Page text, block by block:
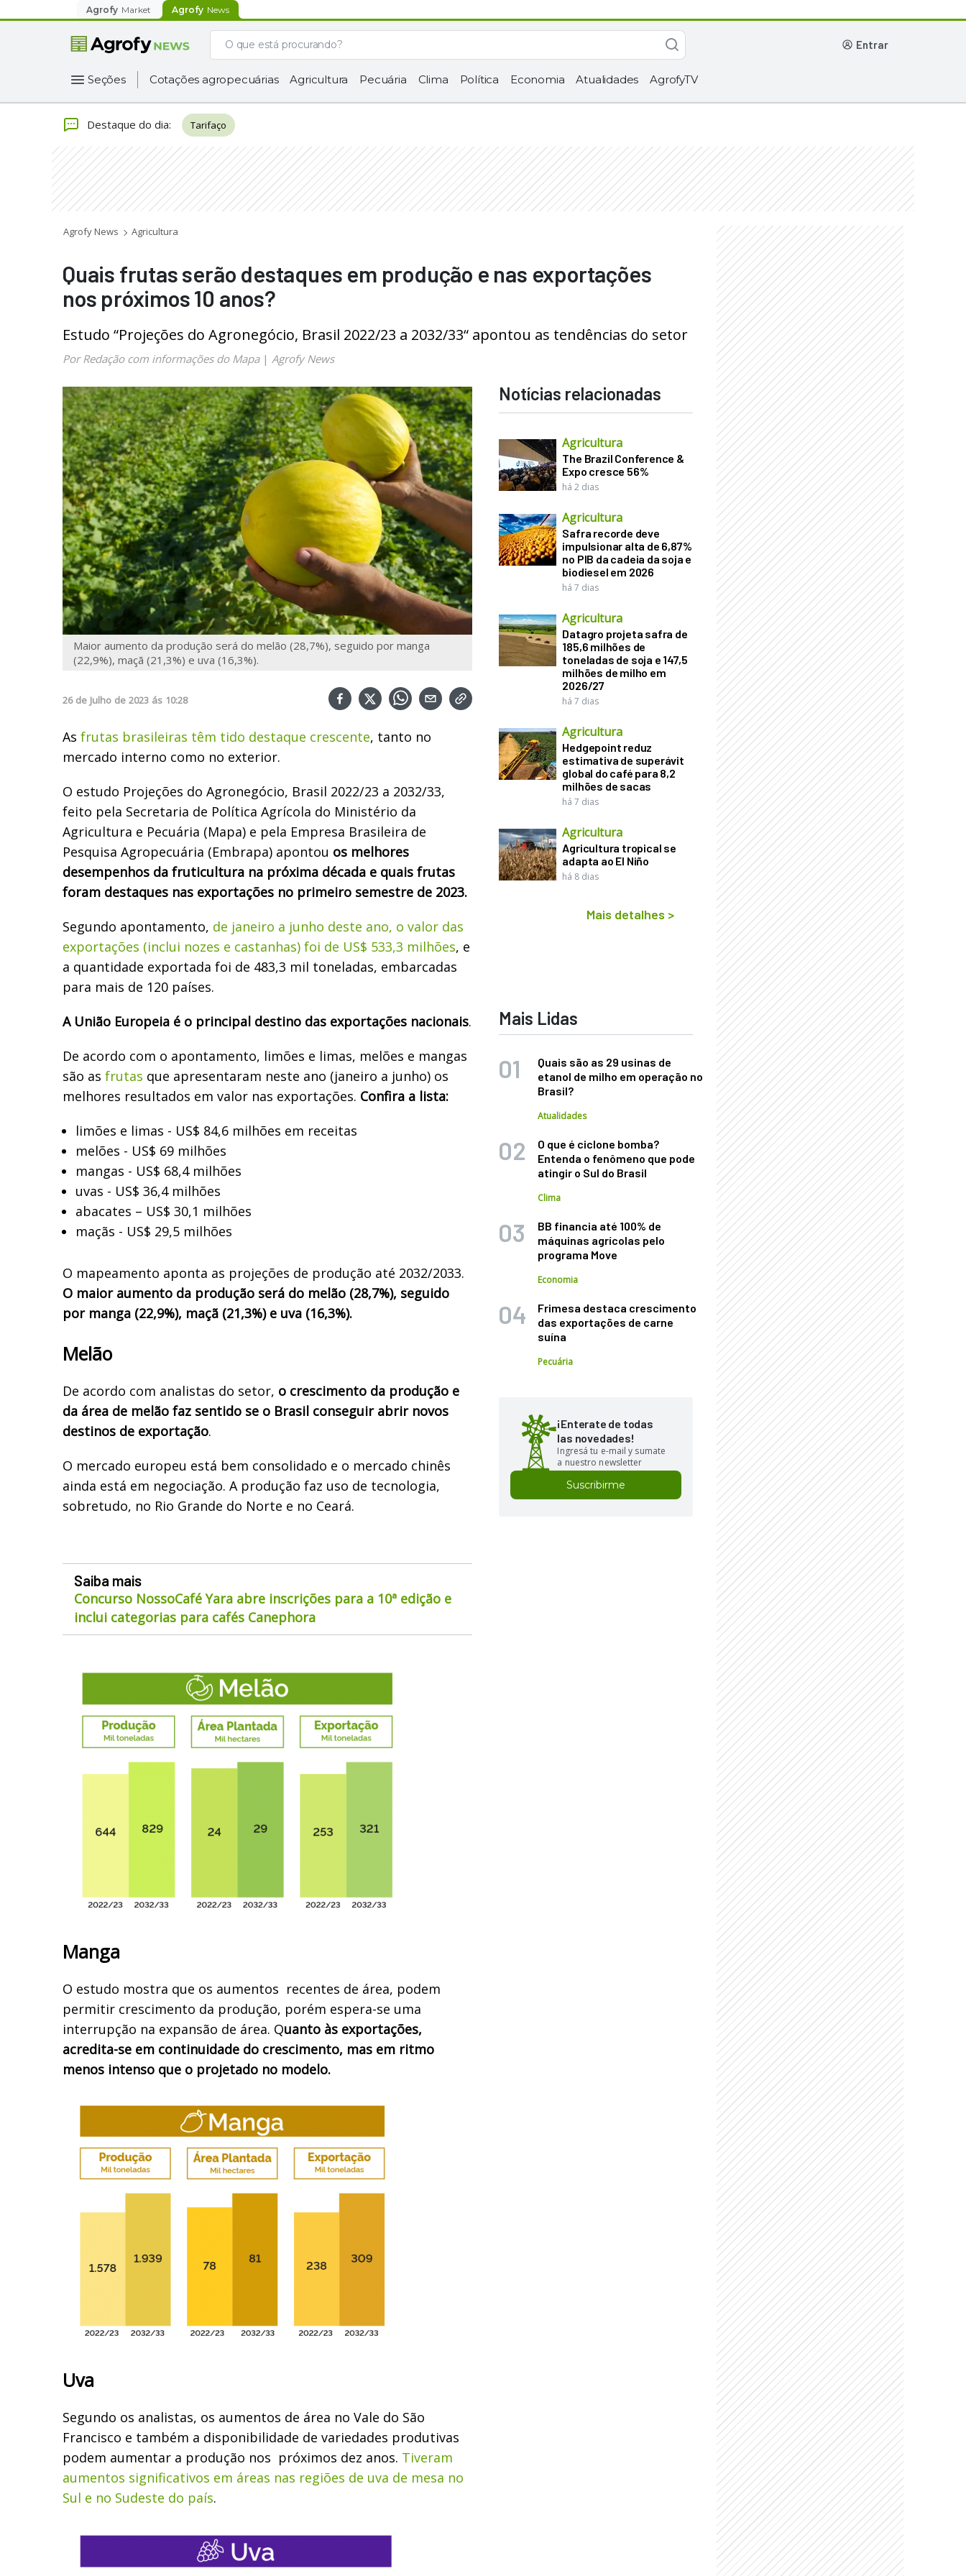
Agrofy Market Agrofy News
entrar
Seções Cotações agropecuárias Agricultura Pecuária Clima Política Economia Atualidades AgrofyTV
Destaque do dia: Tarifaço
Agrofy News Agricultura
Quais frutas serão destaques em produção e nas exportações
nos próximos 10 anos?
Estudo “Projeções do Agronegócio, Brasil 2022/23 a 2032/33“ apontou as tendências do setor
Por Redação com informações do Mapa| Agrofy News
Maior aumento da produção será do melão (28,7%), seguido por manga
(22,9%), maçã (21,3%) e uva (16,3%).
26 de Julho de 2023 ás 10:28
As frutas brasileiras têm tido destaque crescente, tanto no
mercado interno como no exterior.
O estudo Projeções do Agronegócio, Brasil 2022/23 a 2032/33,
feito pela Secretaria de Política Agrícola do Ministério da
Agricultura e Pecuária (Mapa) e pela Empresa Brasileira de
Pesquisa Agropecuária (Embrapa) apontou os melhores
desempenhos da fruticultura na próxima década e quais frutas
foram destaques nas exportações no primeiro semestre de 2023.
Segundo apontamento, de janeiro a junho deste ano, o valor das
exportações (inclui nozes e castanhas) foi de US$ 533,3 milhões, e
a quantidade exportada foi de 483,3 mil toneladas, embarcadas
para mais de 120 países.
A União Europeia é o principal destino das exportações nacionais.
De acordo com o apontamento, limões e limas, melões e mangas
são as frutas que apresentaram neste ano (janeiro a junho) os
melhores resultados em valor nas exportações. Confira a lista:
limões e limas - US$ 84,6 milhões em receitas
melões - US$ 69 milhões
mangas - US$ 68,4 milhões
uvas - US$ 36,4 milhões
abacates – US$ 30,1 milhões
maçãs - US$ 29,5 milhões
O mapeamento aponta as projeções de produção até 2032/2033.
O maior aumento da produção será do melão (28,7%), seguido
por manga (22,9%), maçã (21,3%) e uva (16,3%).
Melão
De acordo com analistas do setor, o crescimento da produção e
da área de melão faz sentido se o Brasil conseguir abrir novos
destinos de exportação.
O mercado europeu está bem consolidado e o mercado chinês
ainda está em negociação. A produção faz uso de tecnologia,
sobretudo, no Rio Grande do Norte e no Ceará.
Saiba mais
Concurso NossoCafé Yara abre inscrições para a 10ª edição e
inclui categorias para cafés Canephora
Manga
O estudo mostra que os aumentos recentes de área, podem
permitir crescimento da produção, porém espera-se uma
interrupção na expansão de área. Quanto às exportações,
acredita-se em continuidade do crescimento, mas em ritmo
menos intenso que o projetado no modelo.
Uva
Segundo os analistas, os aumentos de área no Vale do São
Francisco e também a disponibilidade de variedades produtivas
podem aumentar a produção nos próximos dez anos. Tiveram
aumentos significativos em áreas nas regiões de uva de mesa no
Sul e no Sudeste do país.
Notícias relacionadas
Agricultura
The Brazil Conference &
Expo cresce 56%
há 2 dias
Agricultura
Safra recorde deve
impulsionar alta de 6,87%
no PIB da cadeia da soja e
biodiesel em 2026
há 7 dias
Agricultura
Datagro projeta safra de
185,6 milhões de
toneladas de soja e 147,5
milhões de milho em
2026/27
há 7 dias
Agricultura
Hedgepoint reduz
estimativa de superávit
global do café para 8,2
milhões de sacas
há 7 dias
Agricultura
Agricultura tropical se
adapta ao El Niño
há 8 dias
Mais detalhes >
Mais Lidas
Quais são as 29 usinas de
etanol de milho em operação no
Brasil?
Atualidades
O que é ciclone bomba?
Entenda o fenômeno que pode
atingir o Sul do Brasil
Clima
BB financia até 100% de
máquinas agrícolas pelo
programa Move
Economia
Frimesa destaca crescimento
das exportações de carne
suína
Pecuária
¡Enterate de todas
las novedades!
Ingresá tu e-mail y sumate
a nuestro newsletter
Suscribirme